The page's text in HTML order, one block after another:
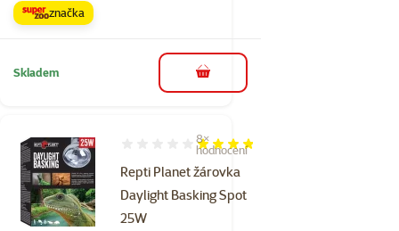
značka
Skladem do košíku
Repti Planet žárovka
Daylight Basking Spot
25W
Hodnocení 75%, počet hodnocení: 8
8×
hodnocení